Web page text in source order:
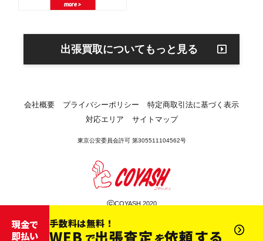
more >
出張買取についてもっと見る
会社概要 プライバシーポリシー
特定商取引法に基づく表示
対応エリア
サイトマップ
東京公安委員会許可 第305511104562号
©COYASH 2020
現金で
即払い
手数料は無料！
WEB 出張査定 依頼する